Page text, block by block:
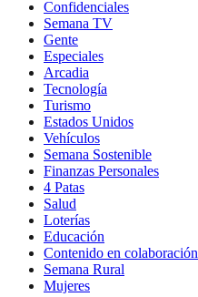
Confidenciales
Semana TV
Gente
Especiales
Arcadia
Tecnología
Turismo
Estados Unidos
Vehículos
Semana Sostenible
Finanzas Personales
4 Patas
Salud
Loterías
Educación
Contenido en colaboración
Semana Rural
Mujeres